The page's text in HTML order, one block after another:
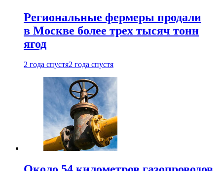
Региональные фермеры продали
в Москве более трех тысяч тонн
ягод
2 года спустя2 года спустя